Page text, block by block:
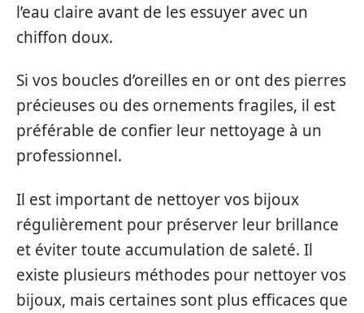
l’eau claire avant de les essuyer avec un
chiffon doux.
Si vos boucles d’oreilles en or ont des pierres
précieuses ou des ornements fragiles, il est
préférable de confier leur nettoyage à un
professionnel.
Il est important de nettoyer vos bijoux
régulièrement pour préserver leur brillance
et éviter toute accumulation de saleté. Il
existe plusieurs méthodes pour nettoyer vos
bijoux, mais certaines sont plus efficaces que